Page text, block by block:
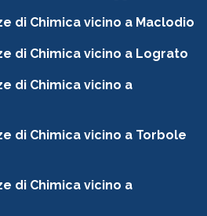
di Chimica vicino a Maclodio
di Chimica vicino a Lograto
di Chimica vicino a
di Chimica vicino a Torbole
di Chimica vicino a